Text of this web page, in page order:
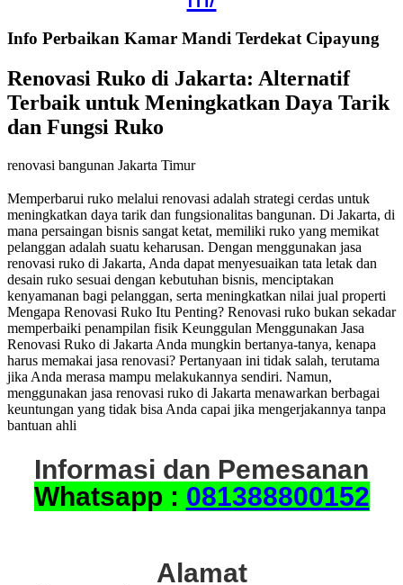
Info Perbaikan Kamar Mandi Terdekat Cipayung
Renovasi Ruko di Jakarta: Alternatif
Terbaik untuk Meningkatkan Daya Tarik
dan Fungsi Ruko
renovasi bangunan Jakarta Timur
Memperbarui ruko melalui renovasi adalah strategi cerdas untuk
meningkatkan daya tarik dan fungsionalitas bangunan. Di Jakarta, di
mana persaingan bisnis sangat ketat, memiliki ruko yang memikat
pelanggan adalah suatu keharusan. Dengan menggunakan jasa
renovasi ruko di Jakarta, Anda dapat menyesuaikan tata letak dan
desain ruko sesuai dengan kebutuhan bisnis, menciptakan
kenyamanan bagi pelanggan, serta meningkatkan nilai jual properti
Mengapa Renovasi Ruko Itu Penting? Renovasi ruko bukan sekadar
memperbaiki penampilan fisik Keunggulan Menggunakan Jasa
Renovasi Ruko di Jakarta Anda mungkin bertanya-tanya, kenapa
harus memakai jasa renovasi? Pertanyaan ini tidak salah, terutama
jika Anda merasa mampu melakukannya sendiri. Namun,
menggunakan jasa renovasi ruko di Jakarta menawarkan berbagai
keuntungan yang tidak bisa Anda capai jika mengerjakannya tanpa
bantuan ahli
Informasi dan Pemesanan
Whatsapp : 081388800152
Alamat